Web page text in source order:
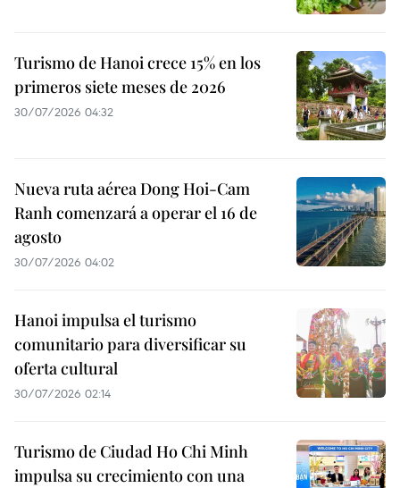
Turismo de Hanoi crece 15% en los
primeros siete meses de 2026
30/07/2026 04:32
Nueva ruta aérea Dong Hoi-Cam
Ranh comenzará a operar el 16 de
agosto
30/07/2026 04:02
Hanoi impulsa el turismo
comunitario para diversificar su
oferta cultural
30/07/2026 02:14
Turismo de Ciudad Ho Chi Minh
impulsa su crecimiento con una